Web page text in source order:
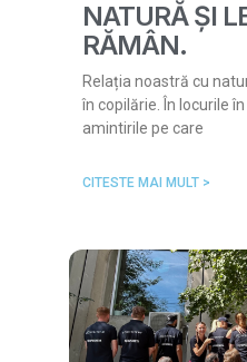
NATURĂ ȘI
RĂMÂN.
Relația noastră cu
în copilărie. În locurile
amintirile pe care
CITESTE MAI MULT >